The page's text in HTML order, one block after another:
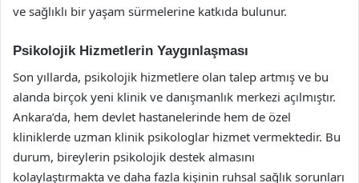
ve sağlıklı bir yaşam sürmelerine katkıda bulunur.
Psikolojik Hizmetlerin Yaygınlaşması
Son yıllarda, psikolojik hizmetlere olan talep artmış ve bu
alanda birçok yeni klinik ve danışmanlık merkezi açılmıştır.
Ankara’da, hem devlet hastanelerinde hem de özel
kliniklerde uzman klinik psikologlar hizmet vermektedir. Bu
durum, bireylerin psikolojik destek almasını
kolaylaştırmakta ve daha fazla kişinin ruhsal sağlık sorunları